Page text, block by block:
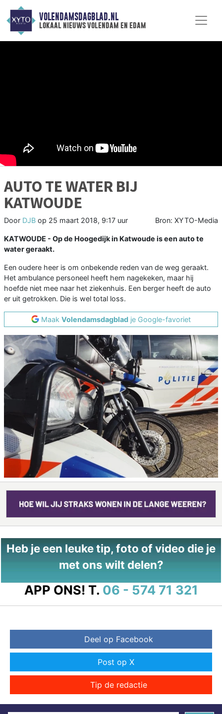
VOLENDAMSDAGBLAD.NL
lokaal nieuws volendam en edam
AUTO TE WATER BIJ
KATWOUDE
Door DJB op 25 maart 2018, 9:17 uur Bron: XYTO-Media
KATWOUDE - Op de Hoogedijk in Katwoude is een auto te
water geraakt.
Een oudere heer is om onbekende reden van de weg geraakt.
Het ambulance personeel heeft hem nagekeken, maar hij
hoefde niet mee naar het ziekenhuis. Een berger heeft de auto
er uit getrokken. Die is wel total loss.
Maak Volendamsdagblad je Google-favoriet
Heb je een leuke tip, foto of video die je
met ons wilt delen?
APP ONS! T. 06 - 574 71 321
Deel op Facebook
Post op X
Tip de redactie